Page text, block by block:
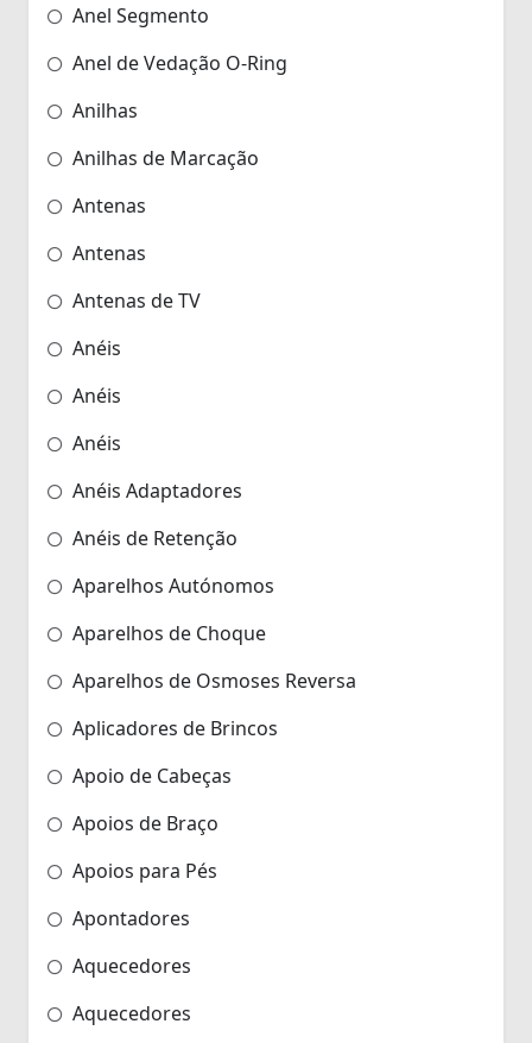
Anel Segmento
Anel de Vedação O-Ring
Anilhas
Anilhas de Marcação
Antenas
Antenas
Antenas de TV
Anéis
Anéis
Anéis
Anéis Adaptadores
Anéis de Retenção
Aparelhos Autónomos
Aparelhos de Choque
Aparelhos de Osmoses Reversa
Aplicadores de Brincos
Apoio de Cabeças
Apoios de Braço
Apoios para Pés
Apontadores
Aquecedores
Aquecedores